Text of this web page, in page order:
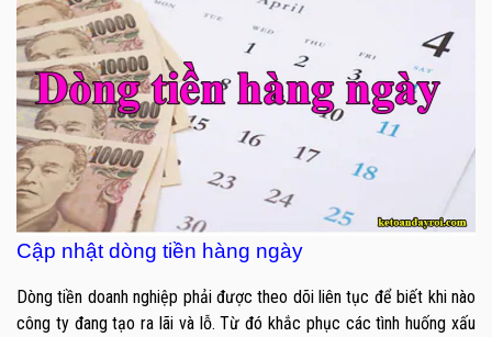
Cập nhật dòng tiền hàng ngày
Dòng tiền doanh nghiệp phải được theo dõi liên tục để biết khi nào
công ty đang tạo ra lãi và lỗ. Từ đó khắc phục các tình huống xấu